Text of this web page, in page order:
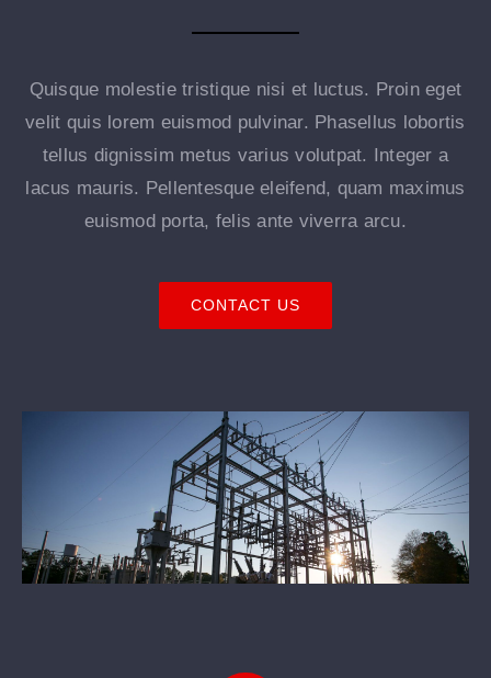
Quisque molestie tristique nisi et luctus. Proin eget
velit quis lorem euismod pulvinar. Phasellus lobortis
tellus dignissim metus varius volutpat. Integer a
lacus mauris. Pellentesque eleifend, quam maximus
euismod porta, felis ante viverra arcu.
CONTACT US